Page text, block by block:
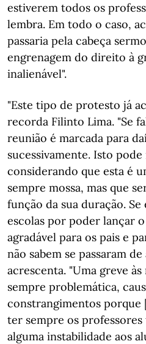
estiverem todos os
lembra. Em todo o caso,
passaria pela cabeça
engrenagem do direito à
inalienável".
"Este tipo de protesto já
recorda Filinto Lima. "Se
reunião é marcada para
sucessivamente. Isto
considerando que esta é
sempre mossa, mas que
função da sua duração.
escolas por poder lançar
agradável para os pais e
não sabem se passaram
acrescenta. "Uma greve
sempre problemática,
constrangimentos porque
ter sempre os
alguma instabilidade aos